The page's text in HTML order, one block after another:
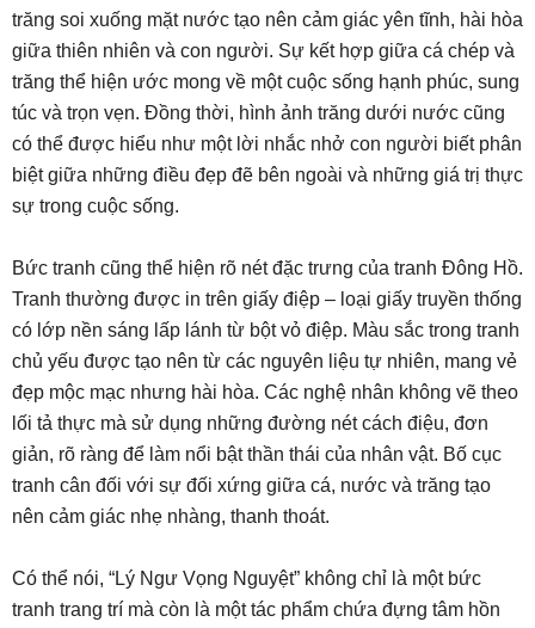
trăng soi xuống mặt nước tạo nên cảm giác yên tĩnh, hài hòa
giữa thiên nhiên và con người. Sự kết hợp giữa cá chép và
trăng thể hiện ước mong về một cuộc sống hạnh phúc, sung
túc và trọn vẹn. Đồng thời, hình ảnh trăng dưới nước cũng
có thể được hiểu như một lời nhắc nhở con người biết phân
biệt giữa những điều đẹp đẽ bên ngoài và những giá trị thực
sự trong cuộc sống.
Bức tranh cũng thể hiện rõ nét đặc trưng của tranh Đông Hồ.
Tranh thường được in trên giấy điệp – loại giấy truyền thống
có lớp nền sáng lấp lánh từ bột vỏ điệp. Màu sắc trong tranh
chủ yếu được tạo nên từ các nguyên liệu tự nhiên, mang vẻ
đẹp mộc mạc nhưng hài hòa. Các nghệ nhân không vẽ theo
lối tả thực mà sử dụng những đường nét cách điệu, đơn
giản, rõ ràng để làm nổi bật thần thái của nhân vật. Bố cục
tranh cân đối với sự đối xứng giữa cá, nước và trăng tạo
nên cảm giác nhẹ nhàng, thanh thoát.
Có thể nói, “Lý Ngư Vọng Nguyệt” không chỉ là một bức
tranh trang trí mà còn là một tác phẩm chứa đựng tâm hồn